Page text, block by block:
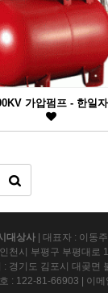
가압펌프 - 한일
대상사 | 대표자 : 이동
천시 부평구 부평대로
: 경기도 김포시 대곶면
: 122-81-66903 | 이